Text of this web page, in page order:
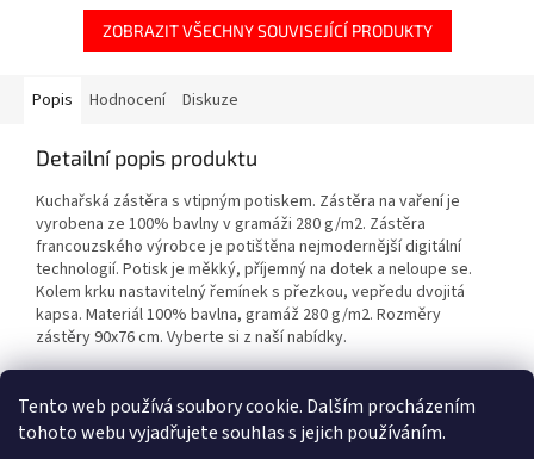
Tento web používá soubory cookie. Dalším procházením
tohoto webu vyjadřujete souhlas s jejich používáním.
ZOBRAZIT VŠECHNY SOUVISEJÍCÍ PRODUKTY
Popis Hodnocení Diskuze
Detailní popis produktu
Kuchařská zástěra s vtipným potiskem. Zástěra na vaření je
vyrobena ze 100% bavlny v gramáži 280 g/m2. Zástěra
francouzského výrobce je potištěna nejmodernější digitální
technologií. Potisk je měkký, příjemný na dotek a neloupe se.
Kolem krku nastavitelný řemínek s přezkou, vepředu dvojitá
kapsa. Materiál 100% bavlna, gramáž 280 g/m2. Rozměry
zástěry 90x76 cm. Vyberte si z naší nabídky.